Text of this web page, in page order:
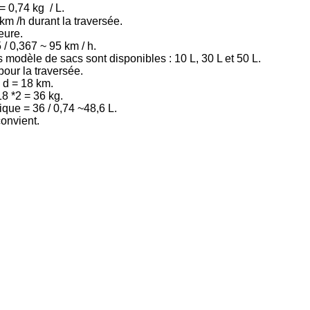
= 0,74 kg / L.
/h durant la traversée.
0,367 ~ 95 km / h.
de sacs sont disponibles : 10 L, 30 L et 50 L.
la traversée.
= 18 km.
*2 = 36 kg.
= 36 / 0,74 ~48,6 L.